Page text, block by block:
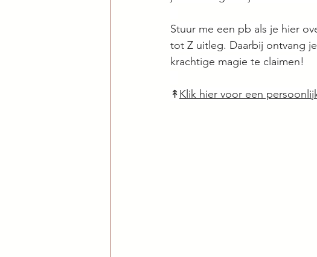
Stuur me een pb als je hier
tot Z uitleg. Daarbij ontvang
krachtige magie te claimen!
↟Klik hier voor een